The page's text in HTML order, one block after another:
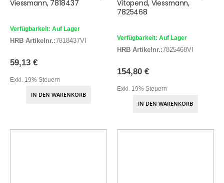
Viessmann, 7818437
Verfügbarkeit: Auf Lager
HRB Artikelnr.:7818437VI
59,13 €
Exkl. 19% Steuern
IN DEN WARENKORB
Vitopend, Viessmann,
7825468
Verfügbarkeit: Auf Lager
HRB Artikelnr.:7825468VI
154,80 €
Exkl. 19% Steuern
IN DEN WARENKORB